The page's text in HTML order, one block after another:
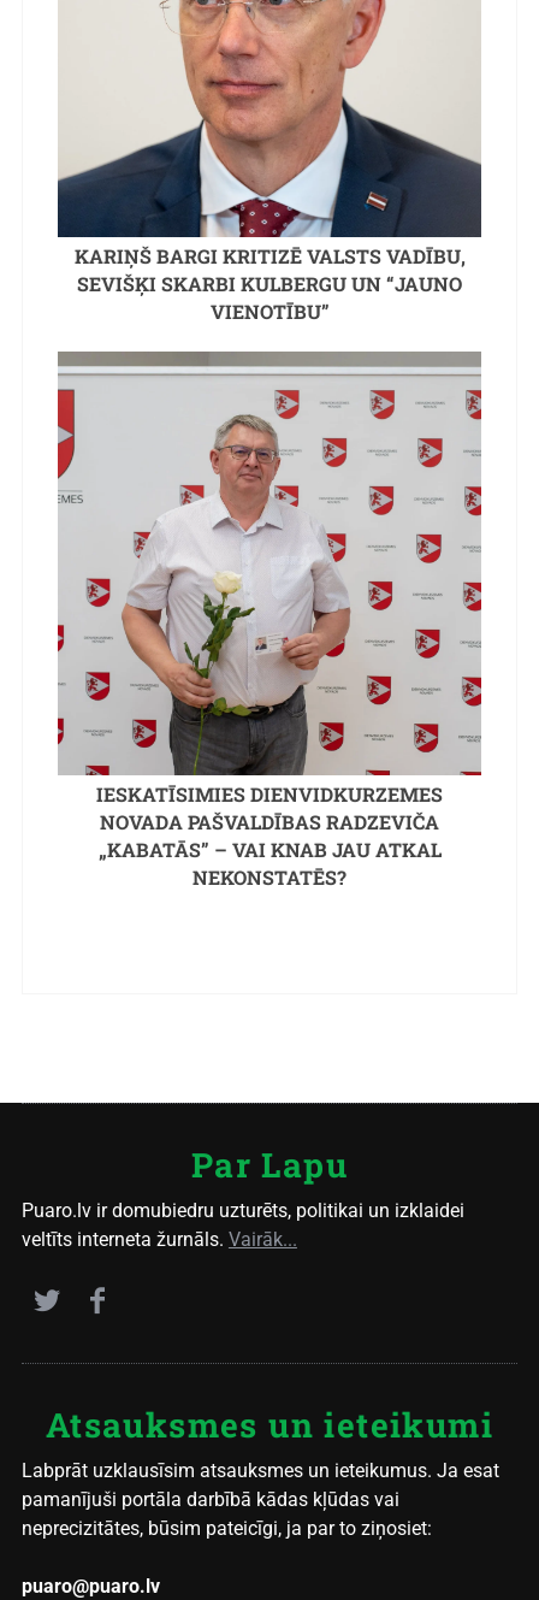
KARIŅŠ BARGI KRITIZĒ VALSTS VADĪBU,
SEVIŠĶI SKARBI KULBERGU UN “JAUNO
VIENOTĪBU”
IESKATĪSIMIES DIENVIDKURZEMES
NOVADA PAŠVALDĪBAS RADZEVIČA
„KABATĀS” – VAI KNAB JAU ATKAL
NEKONSTATĒS?
Par Lapu
Puaro.lv ir domubiedru uzturēts, politikai un izklaidei
veltīts interneta žurnāls. Vairāk...
Atsauksmes un ieteikumi
Labprāt uzklausīsim atsauksmes un ieteikumus. Ja esat
pamanījuši portāla darbībā kādas kļūdas vai
neprecizitātes, būsim pateicīgi, ja par to ziņosiet:
puaro@puaro.lv